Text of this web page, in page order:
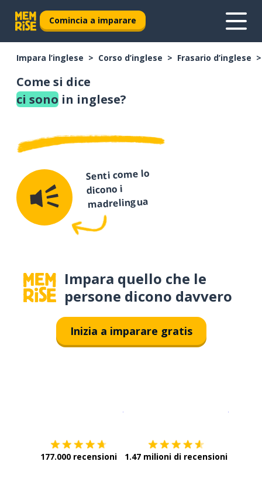
Comincia a imparare
Impara l’inglese Corso d’inglese Frasario d’inglese
Come si dice
ci sono in inglese?
Senti come lo
dicono i
madrelingua
Impara quello che le
persone dicono davvero
Inizia a imparare gratis
177.000 recensioni 1.47 milioni di recensioni